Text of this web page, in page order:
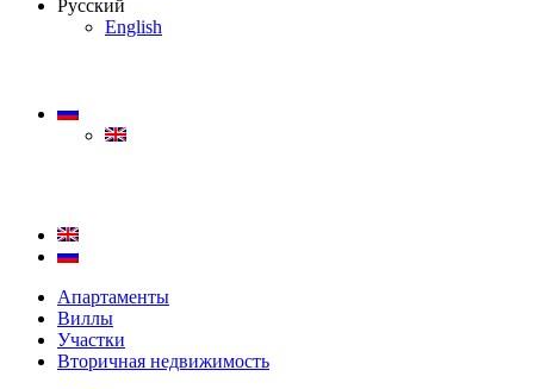
Русский
English
Апартаменты
Виллы
Участки
Вторичная недвижимость